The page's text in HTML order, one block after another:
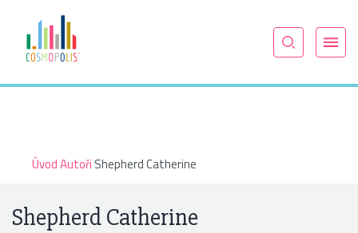
ÚvodAutoři Shepherd Catherine
Shepherd Catherine